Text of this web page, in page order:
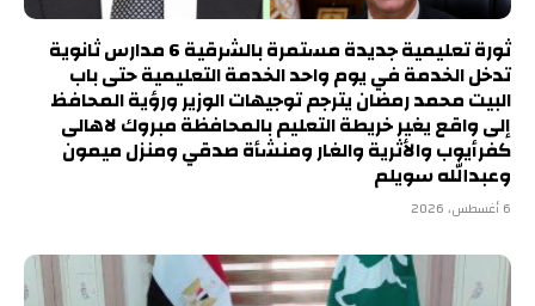
ثورة تعليمية جديدة مستمرة بالشرقية 6 مدارس ثانوية
تدخل الخدمة في يوم واحد الخدمة التعليمية حتى باب
البيت محمد رمضان يترجم توجيهات الوزير ورؤية المحافظ
إلى واقع يغير خريطة التعليم بالمحافظة مبروك لاهالى
كفرأيوب والأثرية والغار ومنشأة صدقي ومنزل ميمون
وعبدالله سويلم
6 أغسطس، 2026